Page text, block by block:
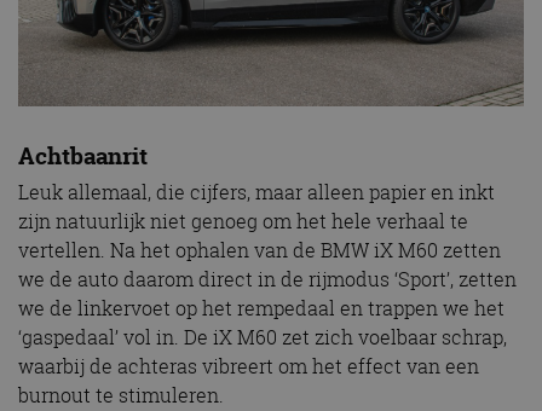
Achtbaanrit
Leuk allemaal, die cijfers, maar alleen papier en inkt
zijn natuurlijk niet genoeg om het hele verhaal te
vertellen. Na het ophalen van de BMW iX M60 zetten
we de auto daarom direct in de rijmodus ‘Sport’, zetten
we de linkervoet op het rempedaal en trappen we het
‘gaspedaal’ vol in. De iX M60 zet zich voelbaar schrap,
waarbij de achteras vibreert om het effect van een
burnout te stimuleren.